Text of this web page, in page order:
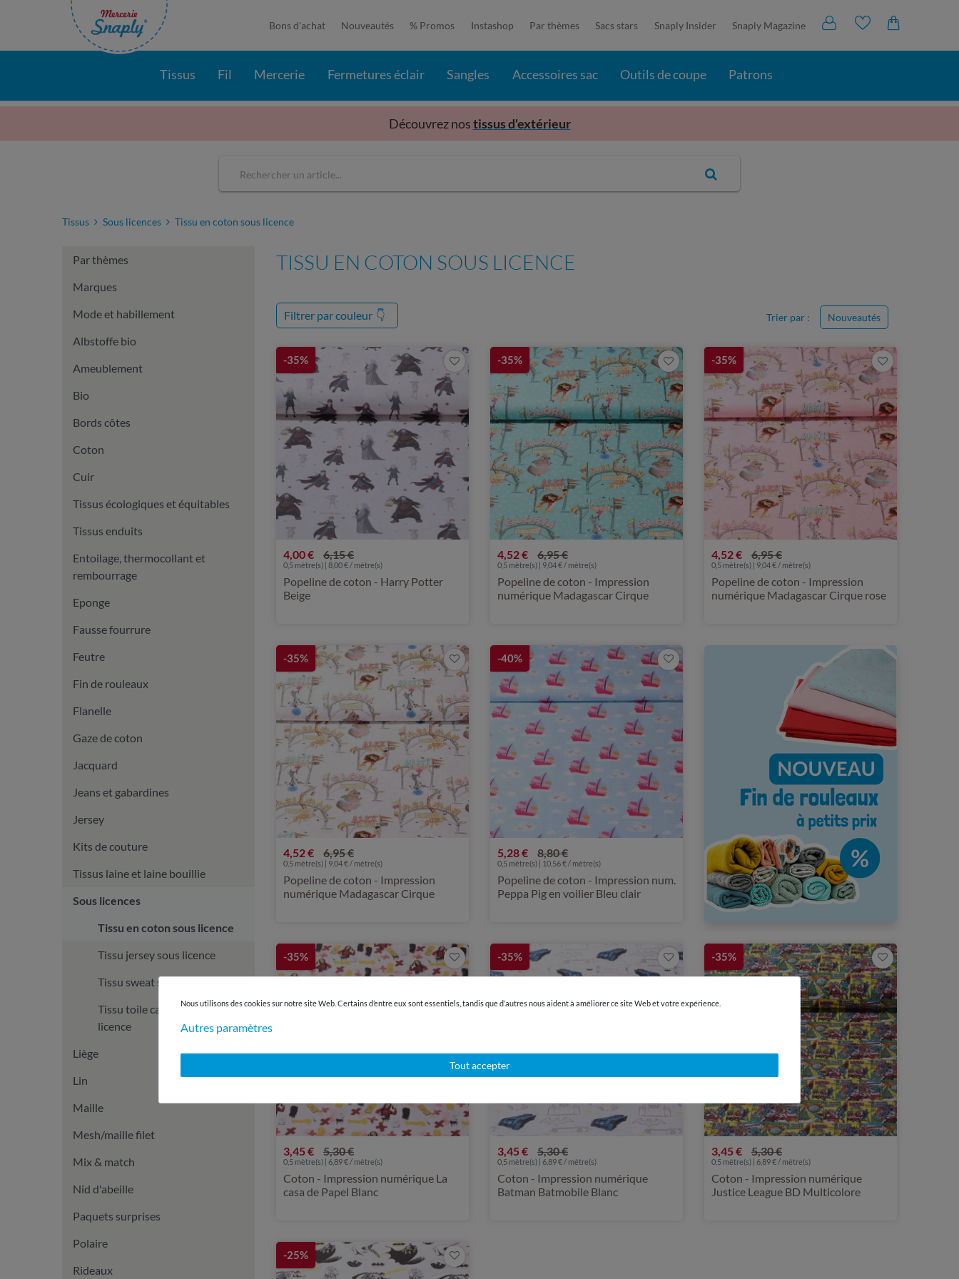
Bons d'achat Nouveautés % Promos Instashop Par thèmes Sacs stars Snaply Insider Snaply Magazine
Tissus Fil Mercerie Fermetures éclair Sangles Accessoires sac Outils de coupe Patrons
Découvrez nostissus d'extérieur
Tissus Sous licences Tissu en coton sous licence
Par thèmes
Marques
Mode et habillement
Albstoffe bio
Ameublement
Bio
Bords côtes
Coton
Cuir
Tissus écologiques et équitables
Tissus enduits
Entoilage, thermocollant et
rembourrage
Eponge
Fausse fourrure
Feutre
Fin de rouleaux
Flanelle
Gaze de coton
Jacquard
Jeans et gabardines
Jersey
Kits de couture
Tissus laine et laine bouillie
Sous licences
Tissu en coton sous licence
Tissu jersey sous licence
Tissu sweat sous licence
Tissu toile canevas sous
licence
Liège
Lin
Maille
Mesh/maille filet
Mix & match
Nid d'abeille
Paquets surprises
Polaire
Rideaux
TISSU EN COTON SOUS LICENCE
Filtrer par couleur 👇 Trier par : Nouveautés
-35%
4,00 € 6,15 €
0,5 mètre(s) | 8,00 € / mètre(s)
Popeline de coton - Harry Potter
Beige
-35%
4,52 € 6,95 €
0,5 mètre(s) | 9,04 € / mètre(s)
Popeline de coton - Impression
numérique Madagascar Cirque
-35%
4,52 € 6,95 €
0,5 mètre(s) | 9,04 € / mètre(s)
Popeline de coton - Impression
numérique Madagascar Cirque rose
-35%
4,52 € 6,95 €
0,5 mètre(s) | 9,04 € / mètre(s)
Popeline de coton - Impression
numérique Madagascar Cirque
-40%
5,28 € 8,80 €
0,5 mètre(s) | 10,56 € / mètre(s)
Popeline de coton - Impression num.
Peppa Pig en voilier Bleu clair
-35%
3,45 € 5,30 €
0,5 mètre(s) | 6,89 € / mètre(s)
Coton - Impression numérique La
casa de Papel Blanc
-35%
3,45 € 5,30 €
0,5 mètre(s) | 6,89 € / mètre(s)
Coton - Impression numérique
Batman Batmobile Blanc
-35%
3,45 € 5,30 €
0,5 mètre(s) | 6,89 € / mètre(s)
Coton - Impression numérique
Justice League BD Multicolore
-25%
Nous utilisons des cookies sur notre site Web. Certains d’entre eux sont essentiels, tandis que d’autres nous aident à améliorer ce site Web et votre expérience.
Autres paramètres
Tout accepter